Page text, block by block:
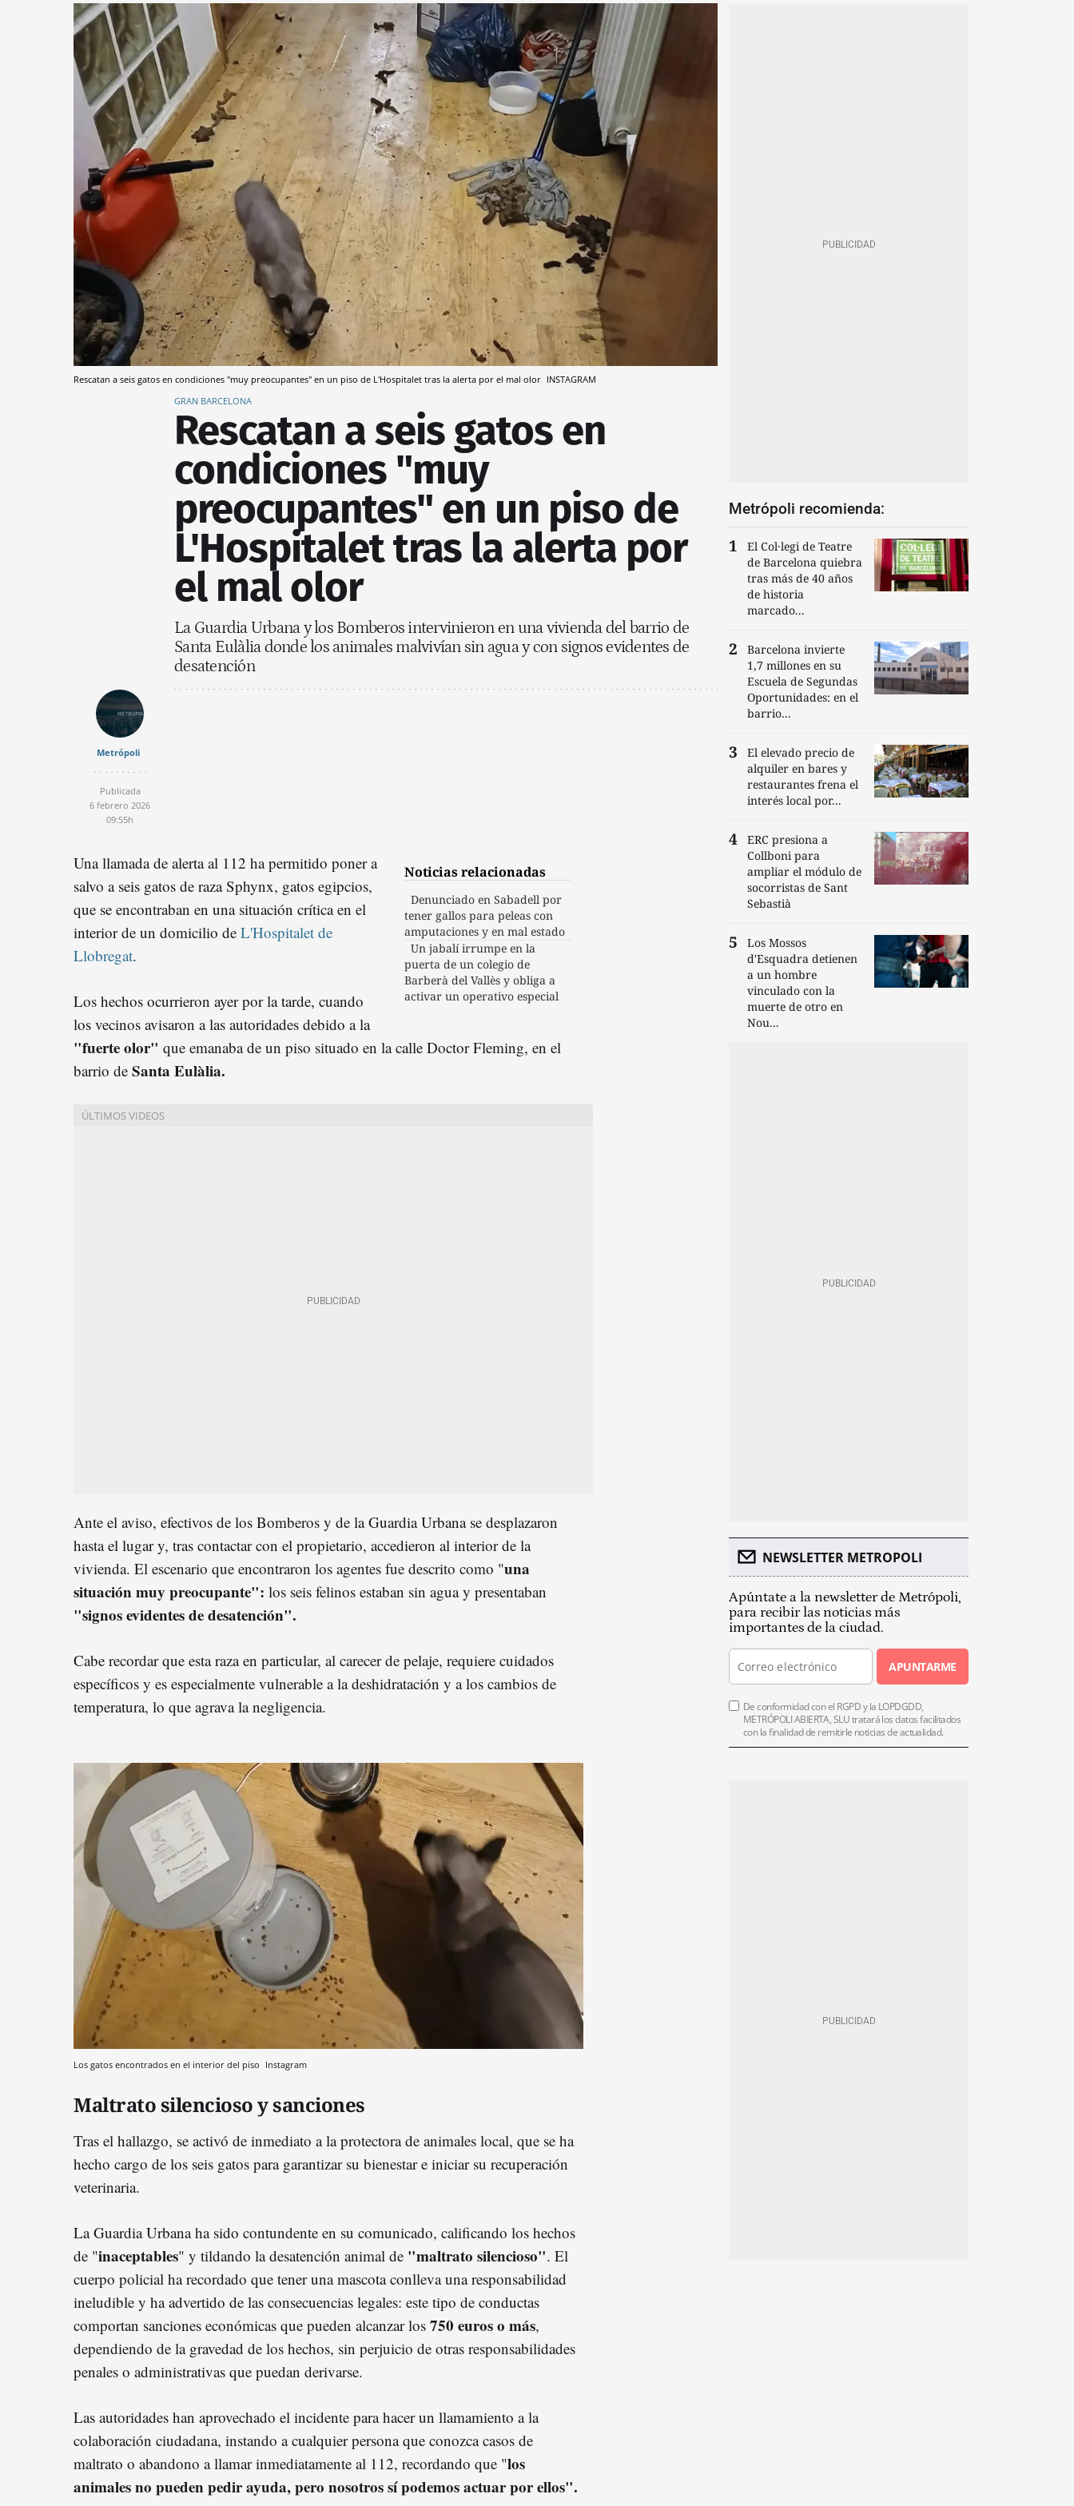
Rescatan a seis gatos en condiciones "muy preocupantes" en un piso de L'Hospitalet tras la alerta por el mal olor INSTAGRAM
GRAN BARCELONA
Rescatan a seis gatos en
condiciones "muy
preocupantes" en un piso de
L'Hospitalet tras la alerta por
el mal olor
La Guardia Urbana y los Bomberos intervinieron en una vivienda del barrio de
Santa Eulàlia donde los animales malvivían sin agua y con signos evidentes de
desatención
Metrópoli
Publicada
6 febrero 2026
09:55h
Noticias relacionadas
Denunciado en Sabadell por
tener gallos para peleas con
amputaciones y en mal estado
Un jabalí irrumpe en la
puerta de un colegio de
Barberà del Vallès y obliga a
activar un operativo especial
Una llamada de alerta al 112 ha permitido poner a
salvo a seis gatos de raza Sphynx, gatos egipcios,
que se encontraban en una situación crítica en el
interior de un domicilio de L'Hospitalet de
Llobregat.
Los hechos ocurrieron ayer por la tarde, cuando
los vecinos avisaron a las autoridades debido a la
"fuerte olor" que emanaba de un piso situado en la calle Doctor Fleming, en el
barrio de Santa Eulàlia.
Ante el aviso, efectivos de los Bomberos y de la Guardia Urbana se desplazaron
hasta el lugar y, tras contactar con el propietario, accedieron al interior de la
vivienda. El escenario que encontraron los agentes fue descrito como "una
situación muy preocupante": los seis felinos estaban sin agua y presentaban
"signos evidentes de desatención".
Cabe recordar que esta raza en particular, al carecer de pelaje, requiere cuidados
específicos y es especialmente vulnerable a la deshidratación y a los cambios de
temperatura, lo que agrava la negligencia.
Los gatos encontrados en el interior del piso Instagram
Maltrato silencioso y sanciones
Tras el hallazgo, se activó de inmediato a la protectora de animales local, que se ha
hecho cargo de los seis gatos para garantizar su bienestar e iniciar su recuperación
veterinaria.
La Guardia Urbana ha sido contundente en su comunicado, calificando los hechos
de "inaceptables" y tildando la desatención animal de "maltrato silencioso". El
cuerpo policial ha recordado que tener una mascota conlleva una responsabilidad
ineludible y ha advertido de las consecuencias legales: este tipo de conductas
comportan sanciones económicas que pueden alcanzar los 750 euros o más,
dependiendo de la gravedad de los hechos, sin perjuicio de otras responsabilidades
penales o administrativas que puedan derivarse.
Las autoridades han aprovechado el incidente para hacer un llamamiento a la
colaboración ciudadana, instando a cualquier persona que conozca casos de
maltrato o abandono a llamar inmediatamente al 112, recordando que "los
animales no pueden pedir ayuda, pero nosotros sí podemos actuar por ellos".
Metrópoli recomienda:
El Col·legi de Teatre
de Barcelona quiebra
tras más de 40 años
de historia
marcado...
Barcelona invierte
1,7 millones en su
Escuela de Segundas
Oportunidades: en el
barrio...
El elevado precio de
alquiler en bares y
restaurantes frena el
interés local por...
ERC presiona a
Collboni para
ampliar el módulo de
socorristas de Sant
Sebastià
Los Mossos
d'Esquadra detienen
a un hombre
vinculado con la
muerte de otro en
Nou...
NEWSLETTER METROPOLI
Apúntate a la newsletter de Metrópoli,
para recibir las noticias más
importantes de la ciudad.
APUNTARME
De conformidad con el RGPD y la LOPDGDD,
METRÓPOLI ABIERTA, SLU tratará los datos facilitados
con la finalidad de remitirle noticias de actualidad.